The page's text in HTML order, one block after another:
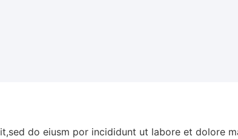
do eiusm por incididunt ut labore et dolore